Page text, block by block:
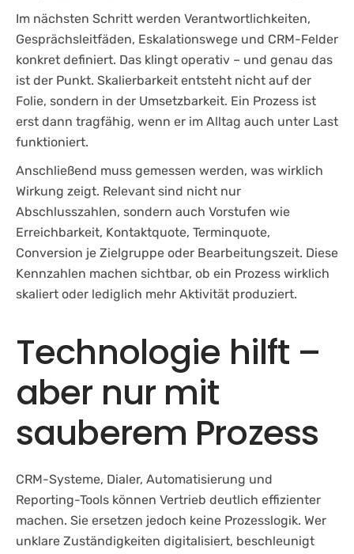
Im nächsten Schritt werden Verantwortlichkeiten,
Gesprächsleitfäden, Eskalationswege und CRM-Felder
konkret definiert. Das klingt operativ – und genau das
ist der Punkt. Skalierbarkeit entsteht nicht auf der
Folie, sondern in der Umsetzbarkeit. Ein Prozess ist
erst dann tragfähig, wenn er im Alltag auch unter Last
funktioniert.
Anschließend muss gemessen werden, was wirklich
Wirkung zeigt. Relevant sind nicht nur
Abschlusszahlen, sondern auch Vorstufen wie
Erreichbarkeit, Kontaktquote, Terminquote,
Conversion je Zielgruppe oder Bearbeitungszeit. Diese
Kennzahlen machen sichtbar, ob ein Prozess wirklich
skaliert oder lediglich mehr Aktivität produziert.
Technologie hilft –
aber nur mit
sauberem Prozess
CRM-Systeme, Dialer, Automatisierung und
Reporting-Tools können Vertrieb deutlich effizienter
machen. Sie ersetzen jedoch keine Prozesslogik. Wer
unklare Zuständigkeiten digitalisiert, beschleunigt